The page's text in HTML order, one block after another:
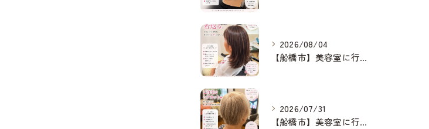
2026/08/04
【船橋市】美容室に行けない…をなくしたい✂️✨
2026/07/31
【船橋市】美容室に行けない…をなくしたい✂️✨